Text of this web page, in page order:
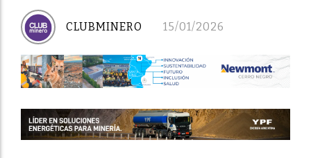
15/01/2026
CLUBMINERO